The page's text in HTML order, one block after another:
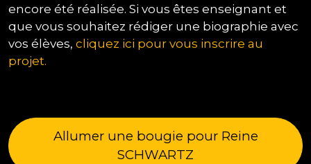
encore été réalisée. Si vous êtes enseignant et
que vous souhaitez rédiger une biographie avec
vos élèves, cliquez ici pour vous inscrire au
projet.
Allumer une bougie pour Reine
SCHWARTZ